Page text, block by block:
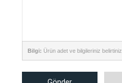
Bilgi: Ürün adet ve bilgileriniz belirtiniz